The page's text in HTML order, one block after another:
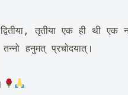
तृतीया एक ही थी एक
हनुमत् प्रचोदयात्।